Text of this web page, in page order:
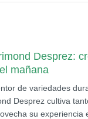
Desprez:
mañana
de variedades
Desprez cultiva
su experiencia